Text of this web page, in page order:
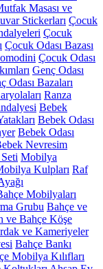
Masası ve
Stickerları Çocuk
Çocuk
Çocuk Odası Bazası
Çocuk Odası
Genç Odası
Odası Bazaları
Ranza
Bebek
Bebek Odası
Bebek Odası
Nevresim
Mobilya
Kulpları Raf
Mobilyaları
Grubu Bahçe ve
ve Bahçe Köşe
ve Kameriyeler
Bahçe Bankı
Mobilya Kılıfları